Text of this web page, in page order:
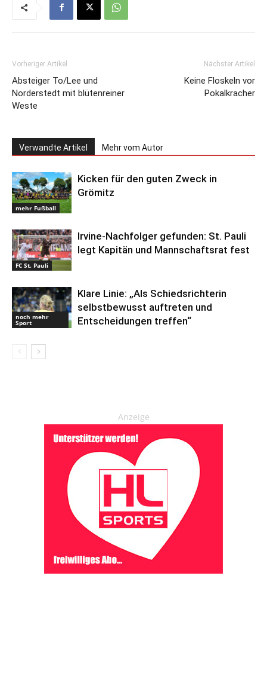
Vorheriger Artikel
Absteiger To/Lee und
Norderstedt mit blütenreiner
Weste
Nächster Artikel
Keine Floskeln vor
Pokalkracher
Verwandte Artikel Mehr vom Autor
mehr Fußball
Kicken für den guten Zweck in
Grömitz
FC St. Pauli
Irvine-Nachfolger gefunden: St. Pauli
legt Kapitän und Mannschaftsrat fest
noch mehr
Sport
Klare Linie: „Als Schiedsrichterin
selbstbewusst auftreten und
Entscheidungen treffen“
Anzeige